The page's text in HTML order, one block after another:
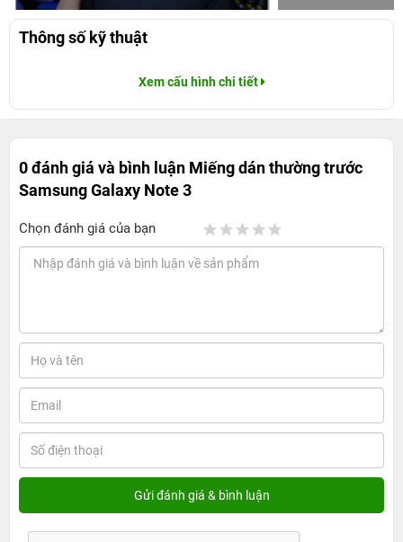
Thông số kỹ thuật
Xem cấu hình chi tiết
0 đánh giá và bình luận Miếng dán thường trước
Samsung Galaxy Note 3
Chọn đánh giá của bạn